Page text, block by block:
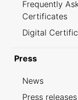
Frequently
Certificates
Digital
Press
News
Press releases